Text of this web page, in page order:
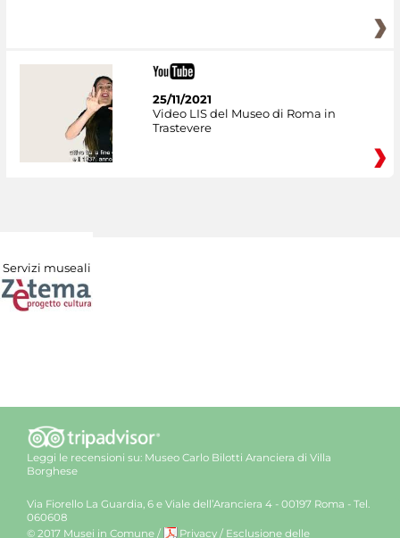
25/11/2021
Video LIS del Museo di Roma in
Trastevere
Servizi museali
Leggi le recensioni su: Museo Carlo Bilotti Aranciera di Villa
Borghese
Via Fiorello La Guardia, 6 e Viale dell’Aranciera 4 - 00197 Roma - Tel.
060608
© 2017 Musei in Comune / Privacy / Esclusione delle